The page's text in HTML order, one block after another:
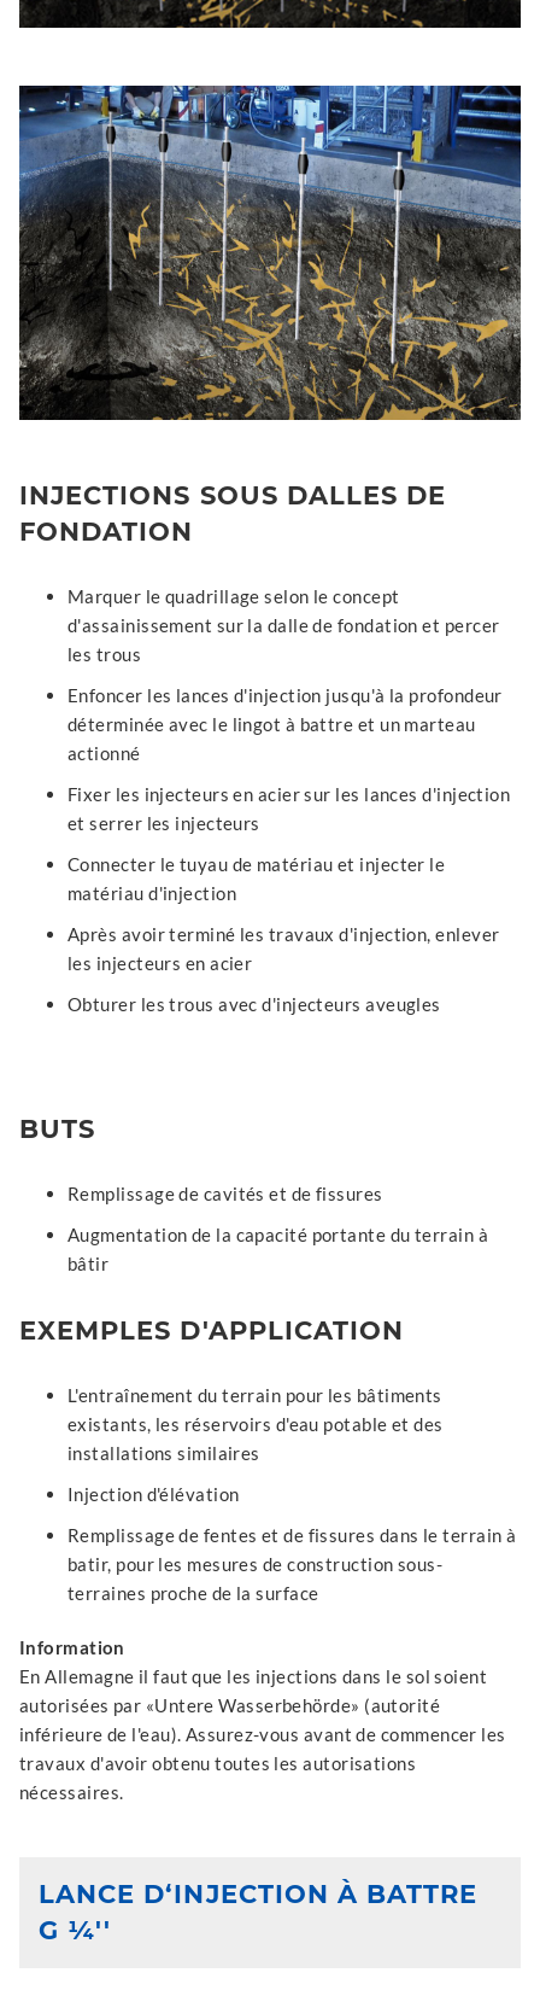
INJECTIONS SOUS DALLES DE
FONDATION
Marquer le quadrillage selon le concept
d'assainissement sur la dalle de fondation et percer
les trous
Enfoncer les lances d'injection jusqu'à la profondeur
déterminée avec le lingot à battre et un marteau
actionné
Fixer les injecteurs en acier sur les lances d'injection
et serrer les injecteurs
Connecter le tuyau de matériau et injecter le
matériau d'injection
Après avoir terminé les travaux d'injection, enlever
les injecteurs en acier
Obturer les trous avec d'injecteurs aveugles
BUTS
Remplissage de cavités et de fissures
Augmentation de la capacité portante du terrain à
bâtir
EXEMPLES D'APPLICATION
L'entraînement du terrain pour les bâtiments
existants, les réservoirs d'eau potable et des
installations similaires
Injection d'élévation
Remplissage de fentes et de fissures dans le terrain à
batir, pour les mesures de construction sous-
terraines proche de la surface
Information
En Allemagne il faut que les injections dans le sol soient
autorisées par «Untere Wasserbehörde» (autorité
inférieure de l'eau). Assurez-vous avant de commencer les
travaux d'avoir obtenu toutes les autorisations
nécessaires.
LANCE D‘INJECTION À BATTRE
G ¼''